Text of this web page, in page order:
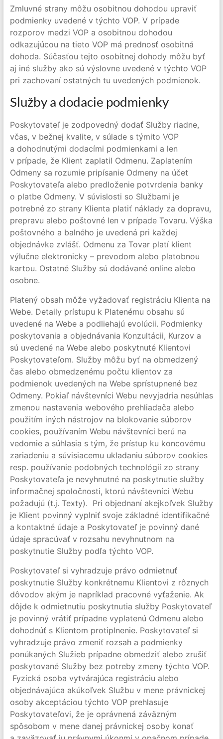
Zmluvné strany môžu osobitnou dohodou upraviť
podmienky uvedené v týchto VOP. V prípade
rozporov medzi VOP a osobitnou dohodou
odkazujúcou na tieto VOP má prednosť osobitná
dohoda. Súčasťou tejto osobitnej dohody môžu byť
aj iné služby ako sú výslovne uvedené v týchto VOP
pri zachovaní ostatných tu uvedených podmienok.
Služby a dodacie podmienky
Poskytovateľ je zodpovedný dodať Služby riadne,
včas, v bežnej kvalite, v súlade s týmito VOP
a dohodnutými dodacími podmienkami a len
v prípade, že Klient zaplatil Odmenu. Zaplatením
Odmeny sa rozumie pripísanie Odmeny na účet
Poskytovateľa alebo predloženie potvrdenia banky
o platbe Odmeny. V súvislosti so Službami je
potrebné zo strany Klienta platiť náklady za dopravu,
prepravu alebo poštovné len v prípade Tovaru. Výška
poštovného a balného je uvedená pri každej
objednávke zvlášť. Odmenu za Tovar platí klient
výlučne elektronicky – prevodom alebo platobnou
kartou. Ostatné Služby sú dodávané online alebo
osobne.
Platený obsah môže vyžadovať registráciu Klienta na
Webe. Detaily prístupu k Platenému obsahu sú
uvedené na Webe a podliehajú evolúcii. Podmienky
poskytovania a objednávania Konzultácii, Kurzov a
sú uvedené na Webe alebo poskytnuté Klientovi
Poskytovateľom. Služby môžu byť na obmedzený
čas alebo obmedzenému počtu klientov za
podmienok uvedených na Webe sprístupnené bez
Odmeny. Pokiaľ návštevníci Webu nevyjadria nesúhlas
zmenou nastavenia webového prehliadača alebo
použitím iných nástrojov na blokovanie súborov
cookies, používaním Webu návštevníci berú na
vedomie a súhlasia s tým, že prístup ku koncovému
zariadeniu a súvisiacemu ukladaniu súborov cookies
resp. používanie podobných technológií zo strany
Poskytovateľa je nevyhnutné na poskytnutie služby
informačnej spoločnosti, ktorú návštevníci Webu
požadujú (t.j. Texty). Pri objednaní akejkoľvek Služby
je Klient povinný vyplniť svoje základné identifikačné
a kontaktné údaje a Poskytovateľ je povinný dané
údaje spracúvať v rozsahu nevyhnutnom na
poskytnutie Služby podľa týchto VOP.
Poskytovateľ si vyhradzuje právo odmietnuť
poskytnutie Služby konkrétnemu Klientovi z rôznych
dôvodov akým je napríklad pracovné vyťaženie. Ak
dôjde k odmietnutiu poskytnutia služby Poskytovateľ
je povinný vrátiť prípadne vyplatenú Odmenu alebo
dohodnúť s Klientom protiplnenie. Poskytovateľ si
vyhradzuje právo zmeniť rozsah a podmienky
ponúkaných Služieb prípadne obmedziť alebo zrušiť
poskytované Služby bez potreby zmeny týchto VOP.
Fyzická osoba vytvárajúca registráciu alebo
objednávajúca akúkoľvek Službu v mene právnickej
osoby akceptáciou týchto VOP prehlasuje
Poskytovateľovi, že je oprávnená záväzným
spôsobom v mene danej právnickej osoby konať